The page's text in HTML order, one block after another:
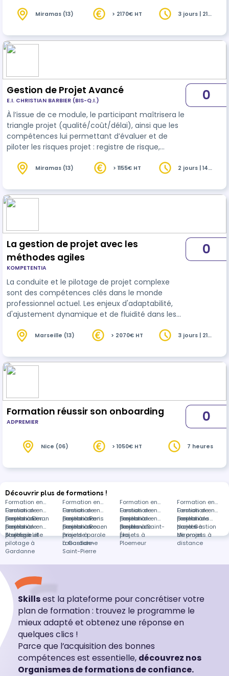
pratique qui servira de fil rouge à l'étude des
Miramas (13) > 2170€ HT
3 jours | 21
Gestion de Projet Avancé
E.I. CHRISTIAN BARBIER (BIS-Q.I.)
À l’issue de ce module, le participant maîtrisera le
triangle projet (qualité/coût/délai), ainsi que les
compétences lui permettant d’évaluer et de
piloter les risques projet : registre de risque,
d’atténuation des risques. Formation également
0
Miramas (13) > 1155€ HT
2 jours | 14
La gestion de projet avec les
méthodes agiles
KOMPETENTIA
La conduite et le pilotage de projet complexe
sont des compétences clés dans le monde
professionnel actuel. Les enjeux d'adaptabilité,
d'ajustement dynamique et de fluidité dans les
l'adoption d'une méthodologie agile. Pour de
l'approche en cascade constitue une réponse
efficace de gestion projet hybridée. Cette
0
Marseille (13) > 2070€ HT
3 jours | 21
Formation réussir son onboarding
ADPREMIER 0
Nice (06) > 1050€ HT 7 heures
Découvrir plus de formations !
Formation en
Gestion de
projets à Dinan
Formation en
Gestion de
projets à Paris
Formation en
Gestion de
projets à
Bordeaux
Formation en
Gestion de
projets à
Nantes
Formation en
Gestion de
projets à
Toulouse
Formation en
Gestion de
projets à Rouen
Formation en
Gestion de
projets à Saint-
Éloi
Formation en
Gestion de
projets à
Miramas
Formation en
Gestion de
projets à Lille
Formation en
Gestion de
projets à
Labastide-
Saint-Pierre
Formation en
Gestion de
projets à
Ploemeur
Formations
dans Gestion
de projets à
distance
Formation en
Stratégie et
pilotage à
Gardanne
Formation en
Prise de parole
à Gardanne
Skillsest la plateforme pour concrétiser votre
plan de formation : trouvez le programme le
mieux adapté et obtenez une réponse en
quelques clics !
Parce que l’acquisition des bonnes
compétences est essentielle, découvrez nos
Organismes de formations de confiance.